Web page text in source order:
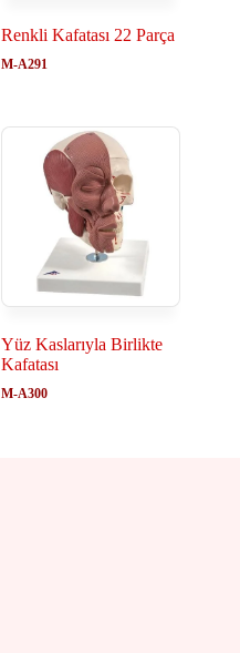
Renkli Kafatası 22 Parça
M-A291
Yüz Kaslarıyla Birlikte
Kafatası
M-A300